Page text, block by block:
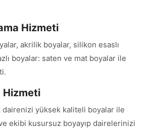
Hizmeti
akrilik boyalar, silikon esaslı
boyalar: saten ve mat boyalar ile
Hizmeti
dairenizi yüksek kaliteli boyalar ile
ekibi kusursuz boyayıp dairelerinizi